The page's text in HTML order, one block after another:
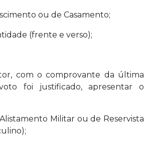
ou de Casamento;
(frente e verso);
com o comprovante da última
foi justificado, apresentar o
Militar ou de Reservista